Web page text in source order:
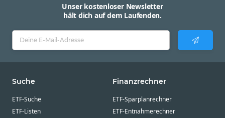
Unser kostenloser Newsletter
hält dich auf dem Laufenden.
Suche
ETF-Suche
ETF-Listen
Finanzrechner
ETF-Sparplanrechner
ETF-Entnahmerechner